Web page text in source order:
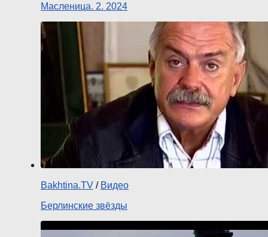
Масленица. 2. 2024
Bakhtina.TV / Видео
Берлинские звёзды